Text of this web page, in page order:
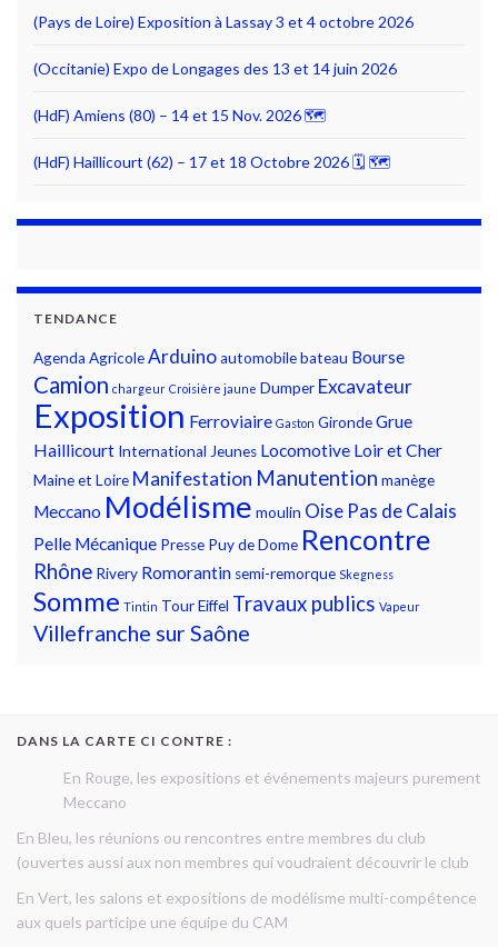
(Pays de Loire) Exposition à Lassay 3 et 4 octobre 2026
(Occitanie) Expo de Longages des 13 et 14 juin 2026
(HdF) Amiens (80) – 14 et 15 Nov. 2026 🗺
(HdF) Haillicourt (62) – 17 et 18 Octobre 2026 🗓 🗺
TENDANCE
Agenda AgricoleArduinoautomobilebateau Bourse
Camion chargeur Croisière jaune Dumper Excavateur
Exposition Ferroviaire Gaston GirondeGrue
Haillicourt International Jeunes Locomotive Loir et Cher
Maine et Loire Manifestation Manutention manège
Meccano Modélisme moulin Oise Pas de Calais
Pelle Mécanique Presse Puy de Dome Rencontre
Rhône Rivery Romorantin semi-remorque Skegness
Somme Tintin Tour Eiffel Travaux publics Vapeur
Villefranche sur Saône
DANS LA CARTE CI CONTRE :
En Rouge, les expositions et événements majeurs purement
Meccano
En Bleu, les réunions ou rencontres entre membres du club
(ouvertes aussi aux non membres qui voudraient découvrir le club
En Vert, les salons et expositions de modélisme multi-compétence
aux quels participe une équipe du CAM